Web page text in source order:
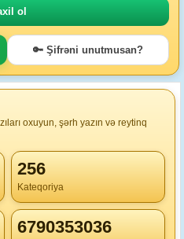
🔑 Şifrəni unutmusan?
oxuyun, şərh yazın və reytinq
256
Kateqoriya
6790353036